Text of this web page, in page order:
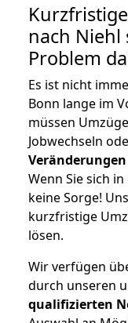
nach
Problem
Es ist nicht
Bonn lange im
müssen
Jobwechseln
Wenn Sie sich
keine Sorge!
kurzfristige
lösen.
Wir verfügen
durch unseren
qualifizierten